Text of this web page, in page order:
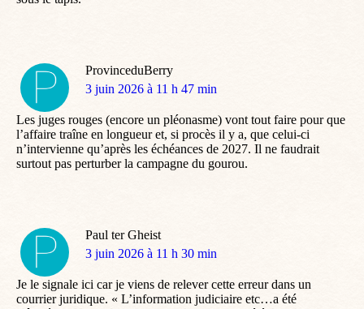
ProvinceduBerry
dit
3 juin 2026 à 11 h 47 min
Les juges rouges (encore un pléonasme) vont tout faire pour que
l’affaire traîne en longueur et, si procès il y a, que celui-ci
n’intervienne qu’après les échéances de 2027. Il ne faudrait
surtout pas perturber la campagne du gourou.
Paul ter Gheist
dit
3 juin 2026 à 11 h 30 min
Je le signale ici car je viens de relever cette erreur dans un
courrier juridique. « L’information judiciaire etc…a été